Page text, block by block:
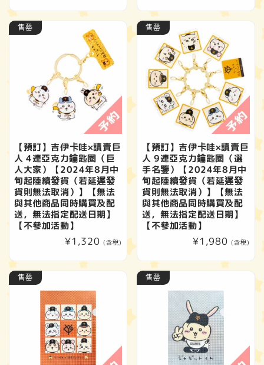
售罄
【預訂】吉伊卡哇×讀賣巨
人 4連亞克力鑰匙圈（巨
人大家）【2024年8月中
旬起陸續發貨（若延遲發
貨則無法取消）】【無法
與其他商品同時購買及配
送，無法指定配送日期】
【不參加活動】
定
¥1,320 (含稅)
售罄
【預訂】吉伊卡哇×讀賣巨
人 9連亞克力鑰匙圈（選
手名鑒）【2024年8月中
旬起陸續發貨（若延遲發
貨則無法取消）】【無法
與其他商品同時購買及配
送，無法指定配送日期】
【不參加活動】
定
¥1,980 (含稅)
售罄 售罄